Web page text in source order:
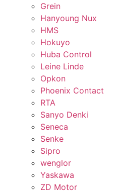
Grein
Hanyoung Nux
HMS
Hokuyo
Huba Control
Leine Linde
Opkon
Phoenix Contact
RTA
Sanyo Denki
Seneca
Senke
Sipro
wenglor
Yaskawa
ZD Motor